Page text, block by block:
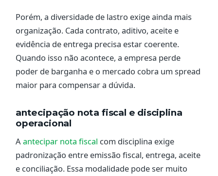
Porém, a diversidade de lastro exige ainda mais
organização. Cada contrato, aditivo, aceite e
evidência de entrega precisa estar coerente.
Quando isso não acontece, a empresa perde
poder de barganha e o mercado cobra um spread
maior para compensar a dúvida.
antecipação nota fiscal e disciplina
operacional
Aantecipar nota fiscal com disciplina exige
padronização entre emissão fiscal, entrega, aceite
e conciliação. Essa modalidade pode ser muito